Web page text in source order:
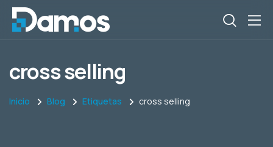
cross selling
Inicio Blog Etiquetas cross selling